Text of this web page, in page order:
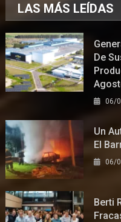
LAS MÁS LEÍDAS
De
06/
Un
El
06/
Berti